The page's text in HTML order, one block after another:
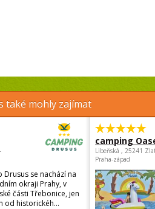
také mohly zajímat
Drusus se nachází na
okraji Prahy, v
části Třebonice, jen
od historickéh...
camping
Libeňská , 25241
Praha-západ